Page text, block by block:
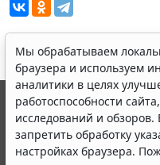
Мы обрабатываем
браузера и используем
аналитики в целях
работоспособности
исследований и
запретить обработку
настройках браузера.
© ООО "НПП "ГАРАНТ-
выпускается с 1990
являются участниками